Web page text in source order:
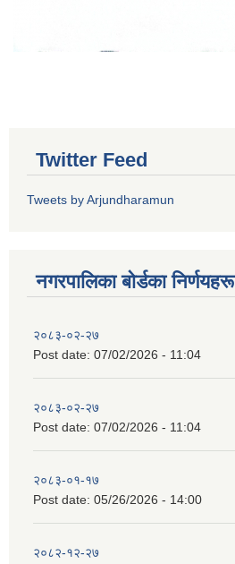
Twitter Feed
Tweets by Arjundharamun
नगरपालिका बाेर्डका निर्णयहरू
२०८३-०२-२७
Post date: 07/02/2026 - 11:04
२०८३-०२-२७
Post date: 07/02/2026 - 11:04
२०८३-०१-१७
Post date: 05/26/2026 - 14:00
२०८२-१२-२७